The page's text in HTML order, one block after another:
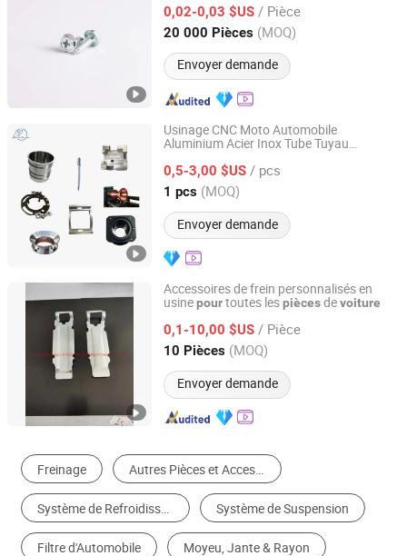
voitures
0,02-0,03 $US / Pièce
20 000 Pièces (MOQ)
Envoyer demande
Guangdong, China Depuis 2026
Usinage CNC Moto Automobile
Aluminium Acier Inox Tube Tuyau
Soudage Perçage Revêtement en Poudre
Métal en Feuille Pièce Automobile
0,5-3,00 $US / pcs
1 pcs (MOQ)
Envoyer demande
Dezhou Epai Precision Machinery Co., Ltd
Shandong, China Depuis 2025
Accessoires de frein personnalisés en
usinepourtoutes lespiècesdevoiture
0,1-10,00 $US / Pièce
10 Pièces (MOQ)
Envoyer demande
Nanpi County Bo Hao Hardware Manufacturing Co., Ltd.
Hebei, China Depuis 2019
Freinage Autres Pièces et Accessoires pour NEV
Système de Refroidissement Système de Suspension
Filtre d'Automobile Moyeu, Jante & Rayon